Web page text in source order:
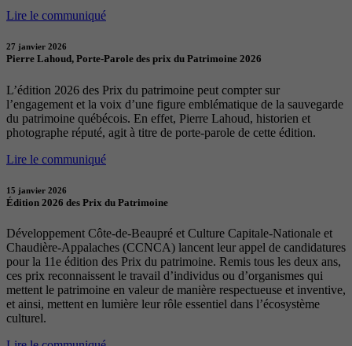
Lire le communiqué
27 janvier 2026
Pierre Lahoud, Porte-Parole des prix du Patrimoine 2026
L’édition 2026 des Prix du patrimoine peut compter sur
l’engagement et la voix d’une figure emblématique de la sauvegarde
du patrimoine québécois. En effet, Pierre Lahoud, historien et
photographe réputé, agit à titre de porte-parole de cette édition.
Lire le communiqué
15 janvier 2026
Édition 2026 des Prix du Patrimoine
Développement Côte-de-Beaupré et Culture Capitale-Nationale et
Chaudière-Appalaches (CCNCA) lancent leur appel de candidatures
pour la 11e édition des Prix du patrimoine. Remis tous les deux ans,
ces prix reconnaissent le travail d’individus ou d’organismes qui
mettent le patrimoine en valeur de manière respectueuse et inventive,
et ainsi, mettent en lumière leur rôle essentiel dans l’écosystème
culturel.